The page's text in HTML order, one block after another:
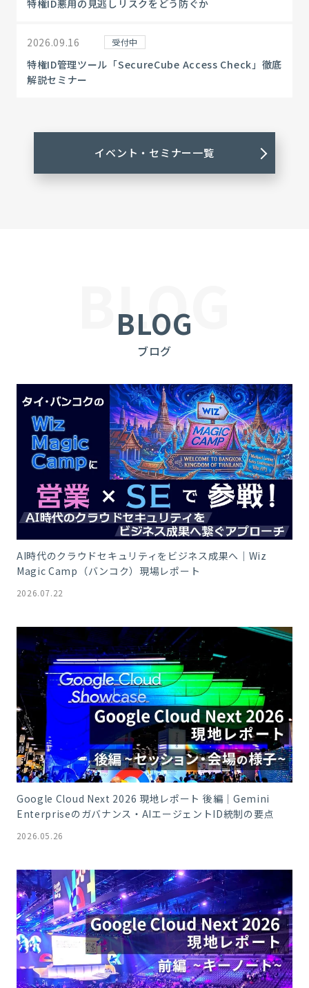
特権ID悪用の見逃しリスクをどう防ぐか
2026.09.16 受付中
特権ID管理ツール「SecureCube Access Check」徹底
解説セミナー
イベント・セミナー一覧
BLOG
BLOG
ブログ
AI時代のクラウドセキュリティをビジネス成果へ｜Wiz
Magic Camp（バンコク）現場レポート
2026.07.22
Google Cloud Next 2026 現地レポート 後編｜Gemini
Enterpriseのガバナンス・AIエージェントID統制の要点
2026.05.26